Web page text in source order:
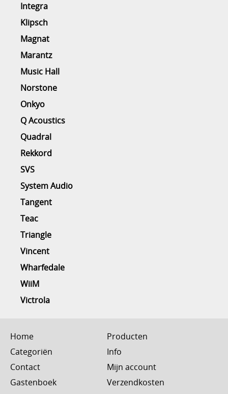
Integra
Klipsch
Magnat
Marantz
Music Hall
Norstone
Onkyo
Q Acoustics
Quadral
Rekkord
SVS
System Audio
Tangent
Teac
Triangle
Vincent
Wharfedale
WiiM
Victrola
Home
Producten
Categoriën
Info
Contact
Mijn account
Gastenboek
Verzendkosten